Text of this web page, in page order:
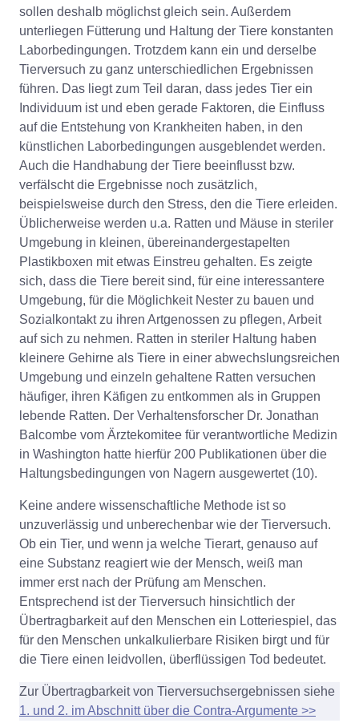
sollen deshalb möglichst gleich sein. Außerdem
unterliegen Fütterung und Haltung der Tiere konstanten
Laborbedingungen. Trotzdem kann ein und derselbe
Tierversuch zu ganz unterschiedlichen Ergebnissen
führen. Das liegt zum Teil daran, dass jedes Tier ein
Individuum ist und eben gerade Faktoren, die Einfluss
auf die Entstehung von Krankheiten haben, in den
künstlichen Laborbedingungen ausgeblendet werden.
Auch die Handhabung der Tiere beeinflusst bzw.
verfälscht die Ergebnisse noch zusätzlich,
beispielsweise durch den Stress, den die Tiere erleiden.
Üblicherweise werden u.a. Ratten und Mäuse in steriler
Umgebung in kleinen, übereinandergestapelten
Plastikboxen mit etwas Einstreu gehalten. Es zeigte
sich, dass die Tiere bereit sind, für eine interessantere
Umgebung, für die Möglichkeit Nester zu bauen und
Sozialkontakt zu ihren Artgenossen zu pflegen, Arbeit
auf sich zu nehmen. Ratten in steriler Haltung haben
kleinere Gehirne als Tiere in einer abwechslungsreichen
Umgebung und einzeln gehaltene Ratten versuchen
häufiger, ihren Käfigen zu entkommen als in Gruppen
lebende Ratten. Der Verhaltensforscher Dr. Jonathan
Balcombe vom Ärztekomitee für verantwortliche Medizin
in Washington hatte hierfür 200 Publikationen über die
Haltungsbedingungen von Nagern ausgewertet (10).
Keine andere wissenschaftliche Methode ist so
unzuverlässig und unberechenbar wie der Tierversuch.
Ob ein Tier, und wenn ja welche Tierart, genauso auf
eine Substanz reagiert wie der Mensch, weiß man
immer erst nach der Prüfung am Menschen.
Entsprechend ist der Tierversuch hinsichtlich der
Übertragbarkeit auf den Menschen ein Lotteriespiel, das
für den Menschen unkalkulierbare Risiken birgt und für
die Tiere einen leidvollen, überflüssigen Tod bedeutet.
Zur Übertragbarkeit von Tierversuchsergebnissen siehe
1. und 2. im Abschnitt über die Contra-Argumente >>